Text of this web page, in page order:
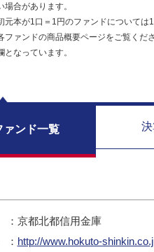
合があります。
本が1口＝1円のファンドについては
ァンドの商品概要ページをご覧くださ
なっています。
ァンド一覧
：京都北都信用金庫
： http://www.hokuto-